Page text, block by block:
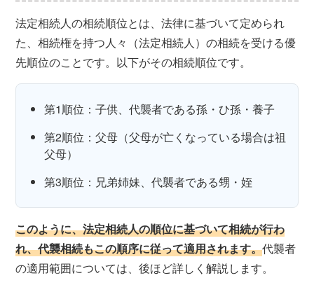
法定相続人の相続順位とは、法律に基づいて定められ
た、相続権を持つ人々（法定相続人）の相続を受ける優
先順位のことです。以下がその相続順位です。
第1順位：子供、代襲者である孫・ひ孫・養子
第2順位：父母（父母が亡くなっている場合は祖
父母）
第3順位：兄弟姉妹、代襲者である甥・姪
このように、法定相続人の順位に基づいて相続が行わ
れ、代襲相続もこの順序に従って適用されます。代襲者
の適用範囲については、後ほど詳しく解説します。